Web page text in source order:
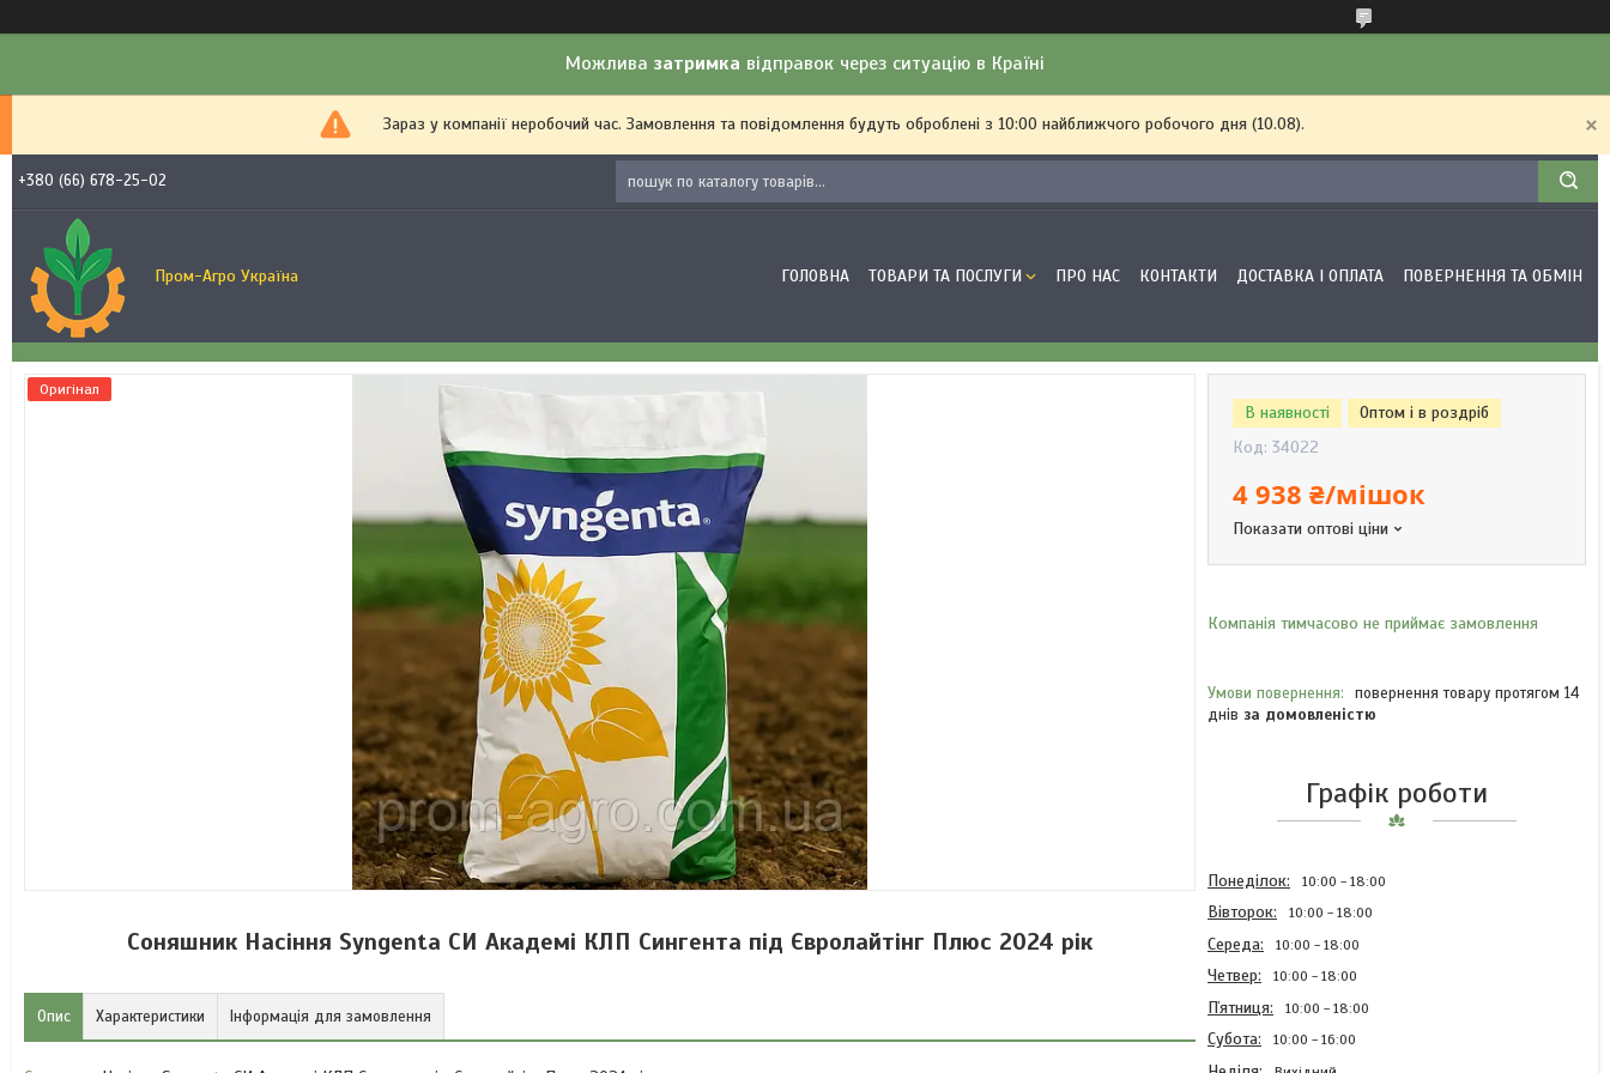
Можлива затримка відправок через ситуацію в Країні
Зараз у компанії неробочий час. Замовлення та повідомлення будуть оброблені з 10:00 найближчого робочого дня (10.08).
+380 (66) 678-25-02
Пром-Агро Україна ГОЛОВНА ТОВАРИ ТА ПОСЛУГИ ПРО НАС КОНТАКТИ ДОСТАВКА І ОПЛАТА ПОВЕРНЕННЯ ТА ОБМІН
Оригінал
Соняшник Насіння Syngenta СИ Академі КЛП Сингента під Євролайтінг Плюс 2024 рік
Опис Характеристики Інформація для замовлення
В наявності
Оптом і в роздріб
Код: 34022
4 938 ₴/мішок
Показати оптові ціни
Компанія тимчасово не приймає замовлення
повернення товару протягом 14
днів за домовленістю
Графік роботи
Понеділок 10:00 18:00
Вівторок 10:00 18:00
Середа 10:00 18:00
Четвер 10:00 18:00
Пʼятниця 10:00 18:00
Субота 10:00 16:00